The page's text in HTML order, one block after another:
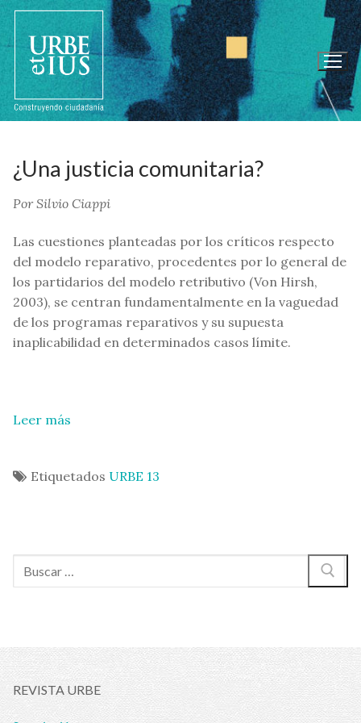
Ir
contenido
¿Una justicia comunitaria?
Por Silvio Ciappi
Las cuestiones planteadas por los críticos respecto
del modelo reparativo, procedentes por lo general de
los partidarios del modelo retributivo (Von Hirsh,
2003), se centran fundamentalmente en la vaguedad
de los programas reparativos y su supuesta
inaplicabilidad en determinados casos límite.
Leer más
Etiquetados URBE 13
REVISTA URBE